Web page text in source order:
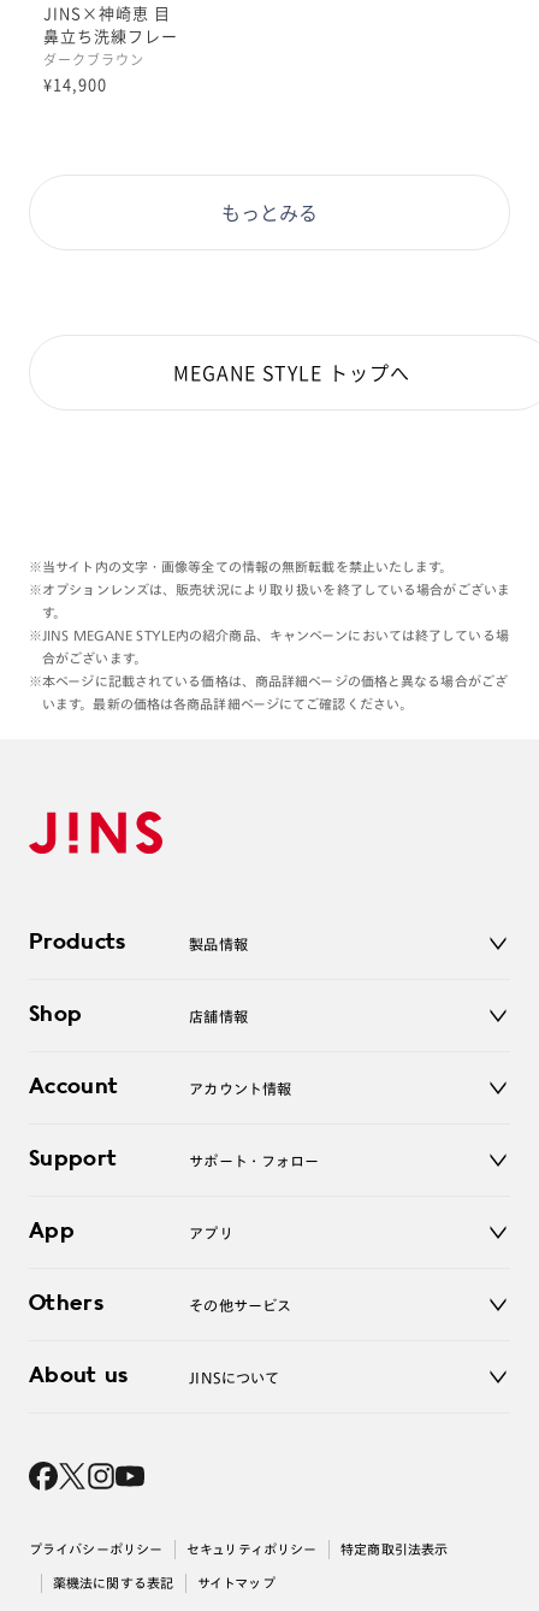
JINS×神崎恵 目
鼻立ち洗練フレー
ム
ダークブラウン
¥14,900
もっとみる
MEGANE STYLE トップへ
※当サイト内の文字・画像等全ての情報の無断転載を禁止いたします。
※オプションレンズは、販売状況により取り扱いを終了している場合がございま
す。
※JINS MEGANE STYLE内の紹介商品、キャンペーンにおいては終了している場
合がございます。
※本ページに記載されている価格は、商品詳細ページの価格と異なる場合がござ
います。最新の価格は各商品詳細ページにてご確認ください。
Products 製品情報
サングラス
コンタクトレンズ
アクセサリー
Shop 店舗情報
オンラインショップ
Account アカウント情報
ログアウト
Support サポート・フォロー
よくあるご質問
お問い合わせ
App アプリ
Others その他サービス
レンズ交換
About us JINSについて
採用情報
出店について
プライバシーポリシー セキュリティポリシー 特定商取引法表示
薬機法に関する表記 サイトマップ